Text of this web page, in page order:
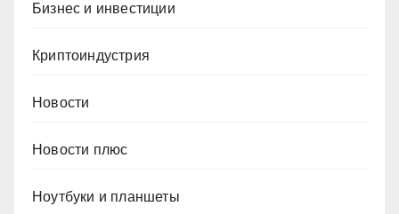
Бизнес и инвестиции
Криптоиндустрия
Новости
Новости плюс
Ноутбуки и планшеты